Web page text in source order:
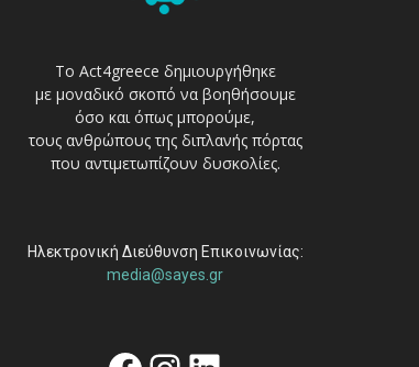
Το Act4greece δημιουργήθηκε
με μοναδικό σκοπό να βοηθήσουμε
όσο και όπως μπορούμε,
τους ανθρώπους της διπλανής πόρτας
που αντιμετωπίζουν δυσκολίες.
Ηλεκτρονική Διεύθυνση Επικοινωνίας:
media@sayes.gr